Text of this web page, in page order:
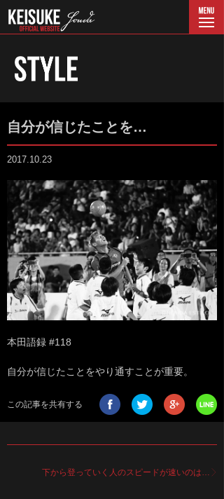
自分が信じたことを…
2017.10.23
本田語録 #118
自分が信じたことをやり通すことが重要。
この記事を共有する
下から登っていく人のスピードが速いのは…